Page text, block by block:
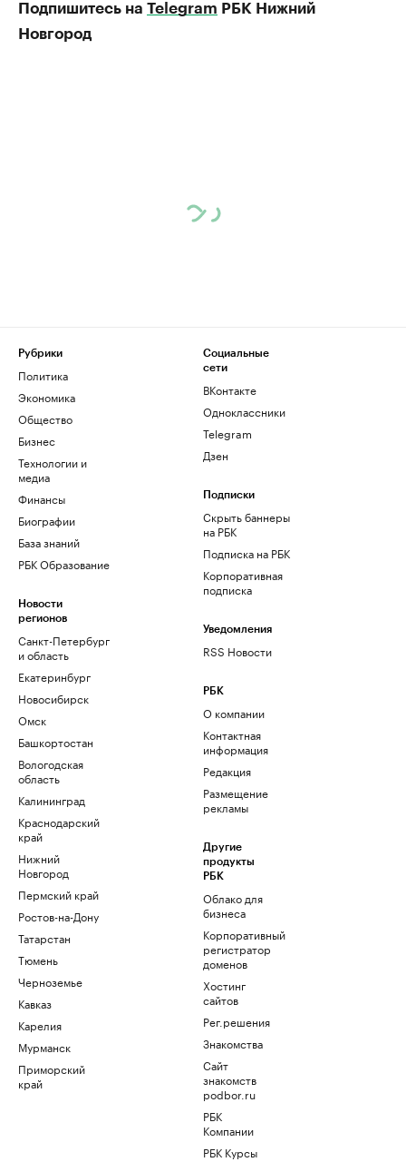
Подпишитесь на Telegram РБК Нижний
Новгород
Рубрики
Политика
Экономика
Общество
Бизнес
Технологии и
медиа
Финансы
Биографии
База знаний
РБК Образование
Новости
регионов
Санкт-Петербург
и область
Екатеринбург
Новосибирск
Омск
Башкортостан
Вологодская
область
Калининград
Краснодарский
край
Нижний
Новгород
Пермский край
Ростов-на-Дону
Татарстан
Тюмень
Черноземье
Кавказ
Карелия
Мурманск
Приморский
край
Социальные
сети
ВКонтакте
Одноклассники
Telegram
Дзен
Подписки
Скрыть баннеры
на РБК
Подписка на РБК
Корпоративная
подписка
Уведомления
RSS Новости
РБК
О компании
Контактная
информация
Редакция
Размещение
рекламы
Другие
продукты
РБК
Облако для
бизнеса
Корпоративный
регистратор
доменов
Хостинг
сайтов
Рег.решения
Знакомства
Сайт
знакомств
podbor.ru
РБК
Компании
РБК Курсы